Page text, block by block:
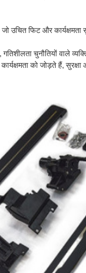
उचित फिट और कार्यक्षमता
चुनौतियों वाले
को जोड़ते हैं, सुरक्षा